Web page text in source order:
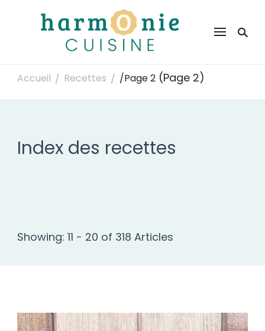
Harmonie Cuisine
Accueil / Recettes / /Page 2 (Page 2)
Index des recettes
Showing: 11 - 20 of 318 Articles